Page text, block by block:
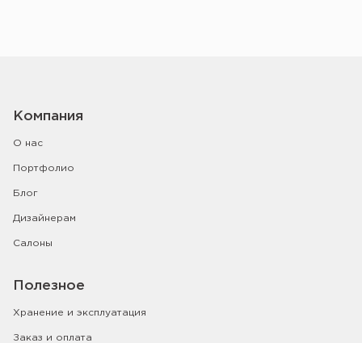
Компания
О нас
Портфолио
Блог
Дизайнерам
Салоны
Полезное
Хранение и эксплуатация
Заказ и оплата